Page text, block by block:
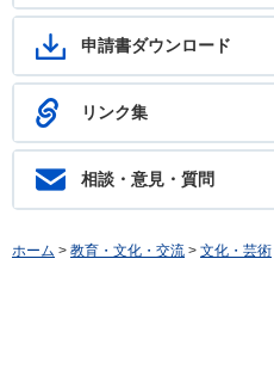
申請書ダウンロード
リンク集
相談・意見・質問
ホーム > 教育・文化・交流 > 文化・芸術